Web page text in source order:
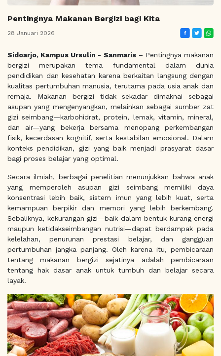
Pentingnya Makanan Bergizi bagi Kita
28 Januari 2026
Sidoarjo, Kampus Ursulin - Sanmaris– Pentingnya makanan
bergizi merupakan tema fundamental dalam dunia
pendidikan dan kesehatan karena berkaitan langsung dengan
kualitas pertumbuhan manusia, terutama pada usia anak dan
remaja. Makanan bergizi tidak sekadar dimaknai sebagai
asupan yang mengenyangkan, melainkan sebagai sumber zat
gizi seimbang—karbohidrat, protein, lemak, vitamin, mineral,
dan air—yang bekerja bersama menopang perkembangan
fisik, kecerdasan kognitif, serta kestabilan emosional. Dalam
konteks pendidikan, gizi yang baik menjadi prasyarat dasar
bagi proses belajar yang optimal.
Secara ilmiah, berbagai penelitian menunjukkan bahwa anak
yang memperoleh asupan gizi seimbang memiliki daya
konsentrasi lebih baik, sistem imun yang lebih kuat, serta
kemampuan berpikir dan memori yang lebih berkembang.
Sebaliknya, kekurangan gizi—baik dalam bentuk kurang energi
maupun ketidakseimbangan nutrisi—dapat berdampak pada
kelelahan, penurunan prestasi belajar, dan gangguan
pertumbuhan jangka panjang. Oleh karena itu, pembicaraan
tentang makanan bergizi sejatinya adalah pembicaraan
tentang hak dasar anak untuk tumbuh dan belajar secara
layak.